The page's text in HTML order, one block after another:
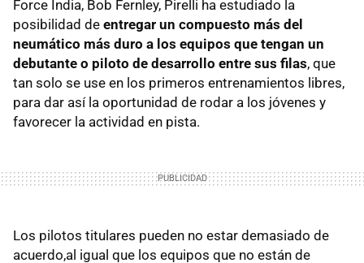
Force India, Bob Fernley, Pirelli ha estudiado la
posibilidad de entregar un compuesto más del
neumático más duro a los equipos que tengan un
debutante o piloto de desarrollo entre sus filas, que
tan solo se use en los primeros entrenamientos libres,
para dar así la oportunidad de rodar a los jóvenes y
favorecer la actividad en pista.
Los pilotos titulares pueden no estar demasiado de
acuerdo,al igual que los equipos que no están de